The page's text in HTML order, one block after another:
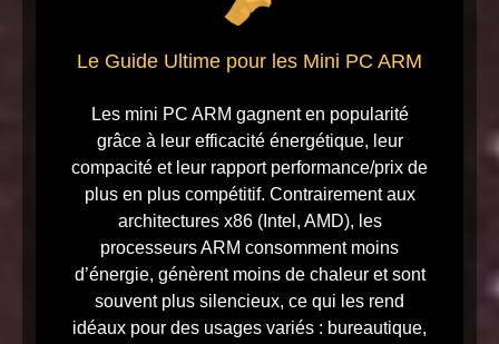
Le Guide Ultime pour les Mini PC ARM
Les mini PC ARM gagnent en popularité
grâce à leur efficacité énergétique, leur
compacité et leur rapport performance/prix de
plus en plus compétitif. Contrairement aux
architectures x86 (Intel, AMD), les
processeurs ARM consomment moins
d’énergie, génèrent moins de chaleur et sont
souvent plus silencieux, ce qui les rend
idéaux pour des usages variés : bureautique,